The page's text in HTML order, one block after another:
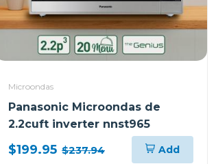
Microondas
Panasonic Microondas de
2.2cuft inverter nnst965
$199.95 $237.94 Add